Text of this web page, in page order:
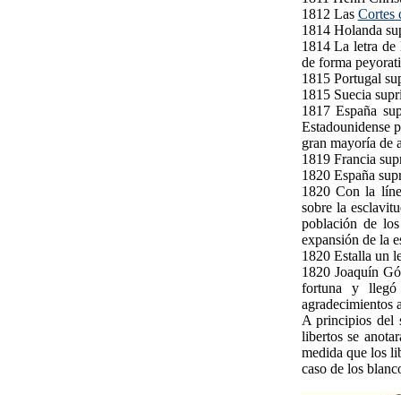
1812 Las Cortes
1814 Holanda
1814 La letra
de forma
1815 Portugal
1815 Suecia
1817 España
Estadounidense
gran mayoría de
1819 Francia
1820 España
1820 Con la
sobre la
población de
expansión de la
1820 Estalla un
1820 Joaquín
fortuna y llegó
agradecimientos
A principios del
libertos se
medida que los
caso de los